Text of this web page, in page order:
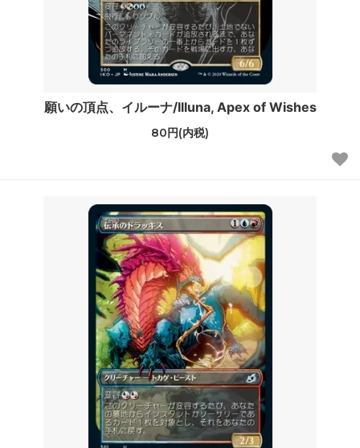
願いの頂点、イルーナ/Illuna, Apex of Wishes
80円(内税)